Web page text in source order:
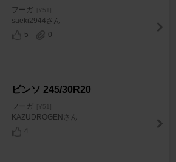
フーガ [Y51]
saeki2944さん
5
0
ピンソ 245/30R20
フーガ [Y51]
KAZUDROGENさん
4